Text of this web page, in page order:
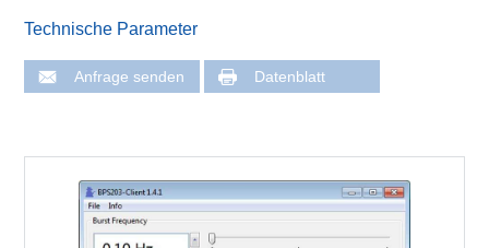
Technische Parameter
Anfrage senden Datenblatt